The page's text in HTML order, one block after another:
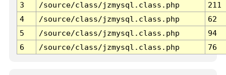
3 /source/class/jzmysql.class.php
211
4
/source/class/jzmysql.class.php
62
5
/source/class/jzmysql.class.php
94
6
/source/class/jzmysql.class.php 76